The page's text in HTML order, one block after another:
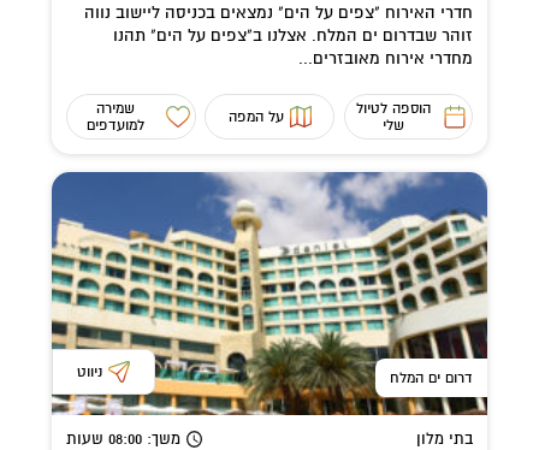
חדרי האירוח "צפים על הים" נמצאים בכניסה ליישוב נווה
זוהר שבדרום ים המלח. אצלנו ב"צפים על הים" תהנו
מחדרי אירוח מאובזרים...
הוספה לטיול
שלי
על המפה
שמירה
למועדפים
דרום ים המלח ניווט
בתי מלון משך: 08:00 שעות